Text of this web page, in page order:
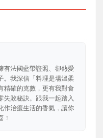
有法國藍帶證照、卻熱愛
。我深信「料理是場溫柔
精確的克數，更有我對食
失敗秘訣。跟我一起踏入
作治癒生活的香氣，讓你
！